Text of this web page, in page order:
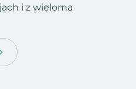
i z wieloma